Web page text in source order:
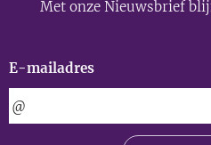
Met onze Nieuwsbrief
E-mailadres